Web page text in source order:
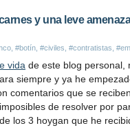
y una leve amenaza
#botín #civiles #contratistas
vida de este blog personal,
siempre y ya he
comentarios que se
de resolver por
los 3 hoygan que he